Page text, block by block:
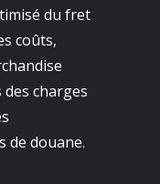
du fret
coûts,
charges
de douane.